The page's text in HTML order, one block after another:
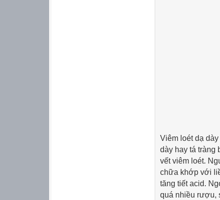
Viêm loét dạ
dày hay tá tràng
vết viêm loét.
chữa khớp với
tăng tiết acid.
quá nhiều rượu,